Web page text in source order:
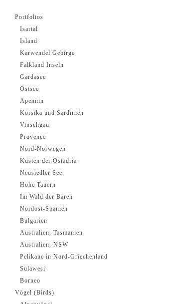
Portfolios
Isartal
Island
Karwendel Gebirge
Falkland Inseln
Gardasee
Ostsee
Apennin
Korsika und Sardinien
Vinschgau
Provence
Nord-Norwegen
Küsten der Ostadria
Neusiedler See
Hohe Tauern
Im Wald der Bären
Nordost-Spanien
Bulgarien
Australien, Tasmanien
Australien, NSW
Pelikane in Nord-Griechenland
Sulawesi
Borneo
Vögel (Birds)